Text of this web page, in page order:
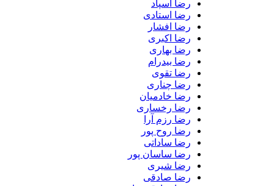
رضا اسپاد
رضا استادی
رضا افشار
رضا اکبری
رضا بهاری
رضا بیدرام
رضا تقوی
رضا چناری
رضا خادمیان
رضا رخساری
رضا رزم آرا
رضا روح پور
رضا ساداتی
رضا ساسان پور
رضا شیری
رضا صادقی